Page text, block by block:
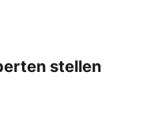
stellen